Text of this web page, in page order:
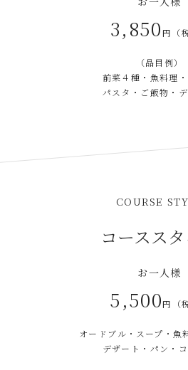
3,850 円（
（品目例）
前菜４種・魚料理
パスタ・ご飯物・
COURSE
コースス
お一人様
5,500円（
オードブル・スープ・魚
デザート・パン・